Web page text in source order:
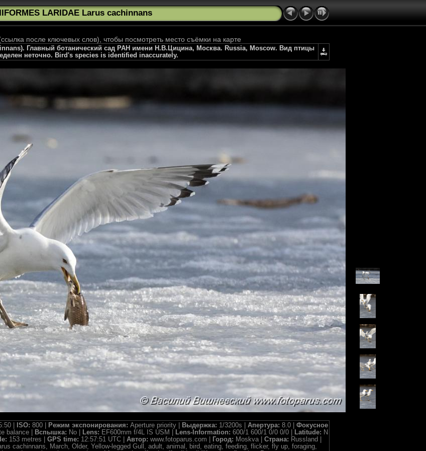
LARIDAE Larus cachinnans
после ключевых слов), чтобы посмотреть место съёмки на карте
Главный ботанический сад РАН имени Н.В.Цицина, Москва. Russia, Moscow. Вид птицы
неточно. Bird's species is identified inaccurately.
| ISO: 800 | Режим экспонирования: Aperture priority | Выдержка: 1/3200s | Апертура: 8.0 | Фокусное
balance | Вспышка: No | Lens: EF600mm f/4L IS USM | Lens-Information: 600/1 600/1 0/0 0/0 | Latitude: N
153 metres | GPS time: 12:57:51 UTC | Автор: www.fotoparus.com | Город: Moskva | Страна: Russland |
cachinnans, March, Older, Yellow-legged Gull, adult, animal, bird, eating, feeding, flicker, fly up, foraging,